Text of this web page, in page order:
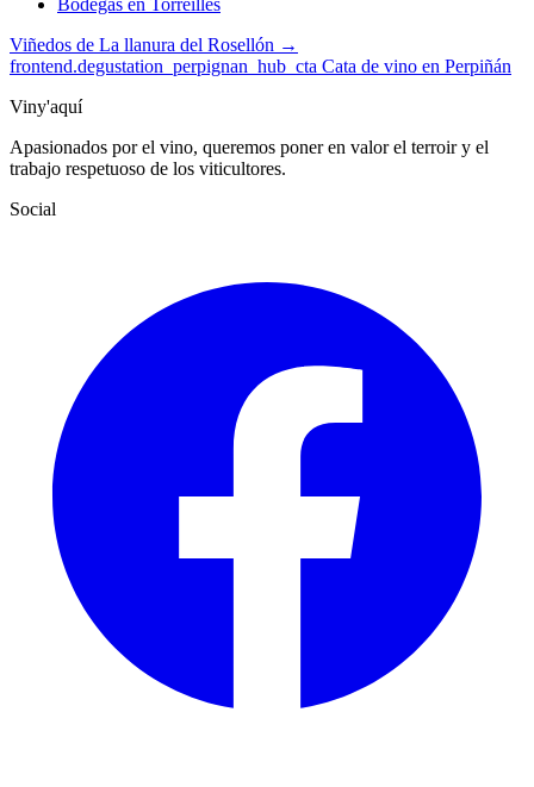
Viñedos de La llanura del Rosellón →
frontend.degustation_perpignan_hub_cta Cata de vino en Perpiñán
Viny'aquí
Apasionados por el vino, queremos poner en valor el terroir y el
trabajo respetuoso de los viticultores.
Social